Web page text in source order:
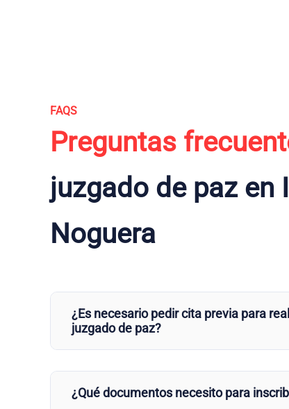
FAQS
Preguntas
juzgado de paz en
Noguera
¿Es necesario pedir cita previa para
juzgado de paz?
¿Qué documentos necesito para